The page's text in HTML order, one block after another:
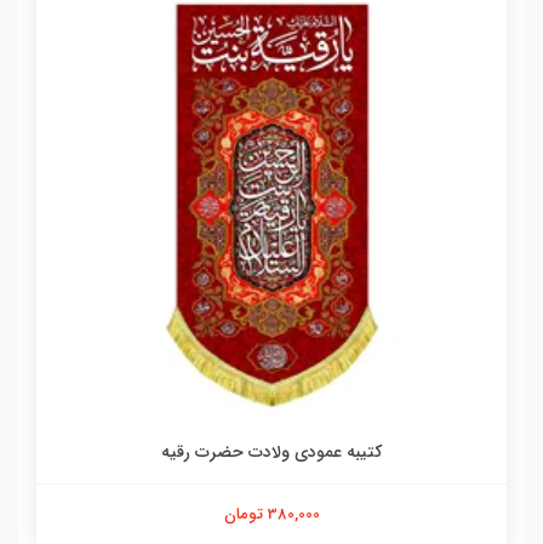
کتیبه عمودی ولادت حضرت رقیه
380,000 تومان